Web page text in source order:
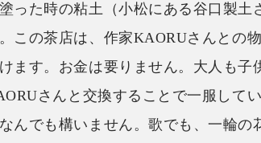
った時の粘土（小松にある谷口製土
この茶店は、作家KAORUさんとの
ます。お金は要りません。大人も子
さんと交換することで一服して
んでも構いません。歌でも、一輪の